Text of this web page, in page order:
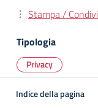
Stampa /
Tipologia
Privacy
Indice della pagina